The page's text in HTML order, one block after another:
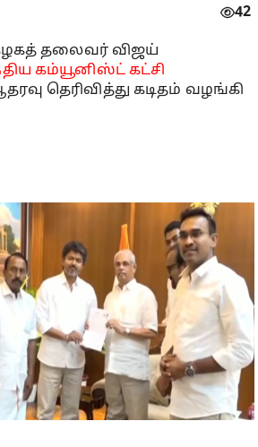
42
தலைவர் விஜய்
கம்யூனிஸ்ட் கட்சி
தெரிவித்து கடிதம் வழங்கி